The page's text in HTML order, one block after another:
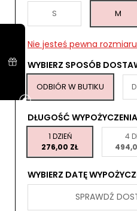
S M
Nie jesteś pewna
WYBIERZ SPOSÓB
ODBIÓR W BUTIKU
DŁUGOŚĆ WYPOŻYCZENIA
1 DZIEŃ
276,00 ZŁ
4
WYBIERZ DATĘ
SPRAWDŹ